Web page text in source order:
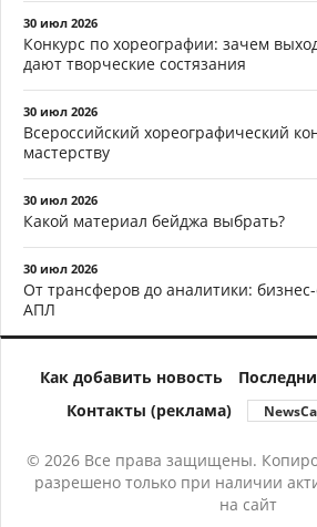
30 июл 2026
Конкурс по хореографии: зачем
дают творческие состязания
30 июл 2026
Всероссийский хореографический
мастерству
30 июл 2026
Какой материал бейджа выбрать?
30 июл 2026
От трансферов до аналитики: бизнес-
АПЛ
Как добавить новость
Контакты (реклама)
© 2026 Все права защищены.
разрешено только при наличии
на сайт